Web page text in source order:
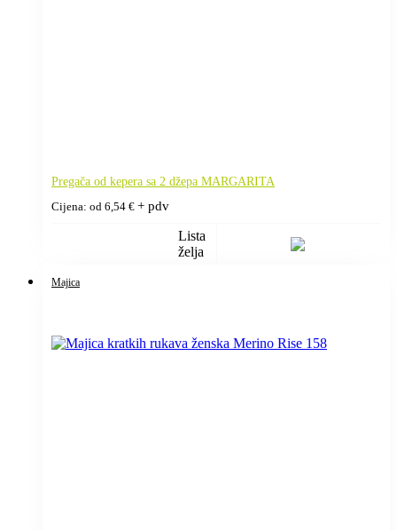
Pregača od kepera sa 2 džepa MARGARITA
Cijena: od 6,54 € + pdv
Lista
želja
Majica